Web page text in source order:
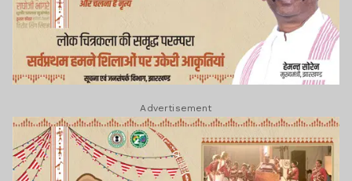
Advertisement